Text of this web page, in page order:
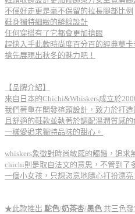
不僅好走更是毫不保留的拉長腿部比例
鞋身獨特細緻的縫線設計
任何穿搭有了它都會更加搶眼
趕快入手此款時尚度百分百的經典莫卡
搶先展現出秋冬的魅力吧！
【品牌介紹】
來自日本的Chichi&Whiskers成立於
我們著重在開發楦頭設計，致力於打
且舒適的鞋款並執著於調配溫潤質感
一樣愛追求獨特品味的甜心。
whiskers象徵對時尚敏感的觸鬚，追求
chichi則是取自法文的意思，不管到了
一個小女孩，只想恣意地隨心打扮漂亮
★此款推出 駝色/奶茶杏/黑色 共三色